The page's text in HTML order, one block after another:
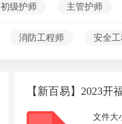
真题解析
初级护师 主管护师
消防工程师 安全
【新百易】2023开
文件大